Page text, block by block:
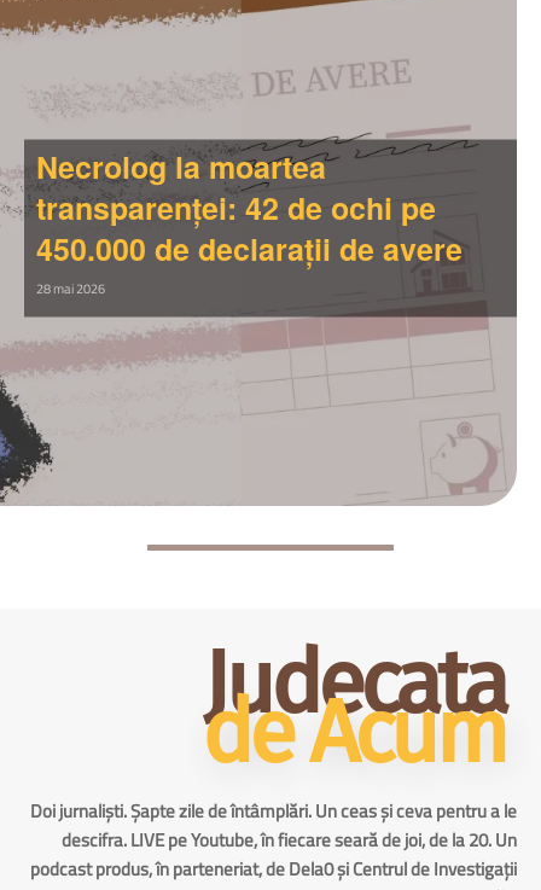
Necrolog la moartea
transparenței: 42 de ochi pe
450.000 de declarații de avere
28 mai 2026
Judecata
de Acum
Doi jurnaliști. Șapte zile de întâmplări. Un ceas și ceva pentru a le
descifra. LIVE pe Youtube, în fiecare seară de joi, de la 20. Un
podcast produs, în parteneriat, de Dela0 și Centrul de Investigații